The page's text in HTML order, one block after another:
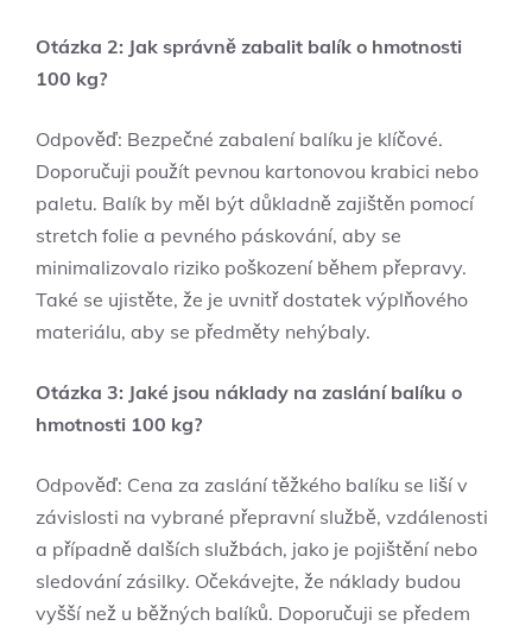
Otázka 2: Jak⁤ správně zabalit balík o hmotnosti
100 ⁣kg?
Odpověď:‌ Bezpečné zabalení balíku⁣ je klíčové.
Doporučuji použít pevnou kartonovou krabici‍ nebo⁤
paletu. Balík by ⁣měl ⁤být důkladně zajištěn ‌pomocí
stretch ⁣folie ⁣a pevného⁣ páskování,‌ aby se
⁤minimalizovalo‍ riziko poškození během⁣ přepravy.
Také se ujistěte, že je uvnitř ⁢dostatek výplňového
materiálu, aby⁢ se předměty nehýbaly.
Otázka 3:​ Jaké jsou ⁣náklady na ⁣zaslání balíku ⁣o ​
hmotnosti ‍100 kg?
Odpověď: Cena⁣ za zaslání těžkého⁣ balíku ‌se liší v
závislosti ⁤na vybrané​ přepravní službě, vzdálenosti
a případně dalších ⁤službách, jako ‍je pojištění⁤ nebo
sledování zásilky. Očekávejte, že náklady budou⁤
vyšší než ​u běžných balíků. Doporučuji se předem‌